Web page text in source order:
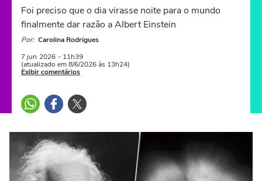
Foi preciso que o dia virasse noite para o mundo
finalmente dar razão a Albert Einstein
Por: Carolina Rodrigues
7 jun 2026 - 11h39
(atualizado em 8/6/2026 às 13h24)
Exibir comentários